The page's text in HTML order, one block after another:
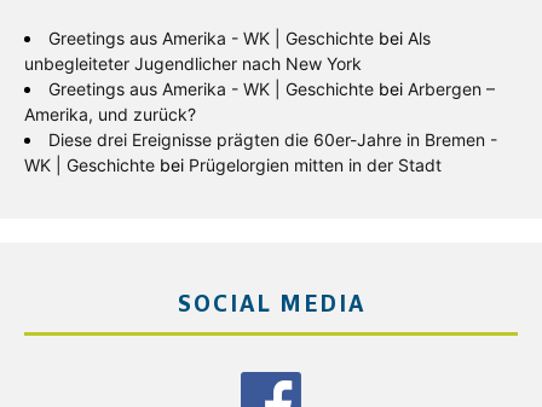
Greetings aus Amerika - WK | Geschichte bei Als
unbegleiteter Jugendlicher nach New York
Greetings aus Amerika - WK | Geschichte bei Arbergen –
Amerika, und zurück?
Diese drei Ereignisse prägten die 60er-Jahre in Bremen -
WK | Geschichte bei Prügelorgien mitten in der Stadt
SOCIAL MEDIA